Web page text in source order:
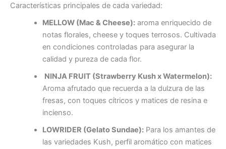
Características principales de cada variedad:
MELLOW (Mac & Cheese):aroma enriquecido de
notas florales, cheese y toques terrosos. Cultivada
en condiciones controladas para asegurar la
calidad y pureza de cada flor.
NINJA FRUIT (Strawberry Kush x Watermelon):
Aroma afrutado que recuerda a la dulzura de las
fresas, con toques cítricos y matices de resina e
incienso.
LOWRIDER (Gelato Sundae):Para los amantes de
las variedades Kush, perfil aromático con matices